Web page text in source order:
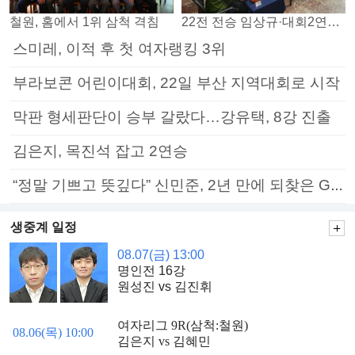
철원, 홈에서 1위 삼척 격침 22전 전승 임상규·대회2연패 노리는 김다빈…왕중왕전 16강 7일부터
스미레, 이적 후 첫 여자랭킹 3위
부라보콘 어린이대회, 22일 부산 지역대회로 시작
막판 형세판단이 승부 갈랐다…강유택, 8강 진출
김은지, 목진석 잡고 2연승
“정말 기쁘고 뜻깊다” 신민준, 2년 만에 되찾은 GS칼텍스배 정상
생중계 일정
08.07(금) 13:00
명인전 16강
원성진 vs 김진휘
08.06(목) 10:00
여자리그 9R(삼척:철원)
김은지 vs 김혜민